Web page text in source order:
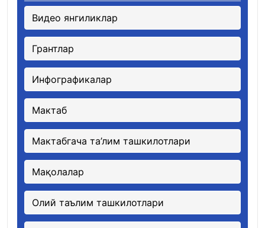
Видео янгиликлар
Грантлар
Инфографикалар
Мактаб
Мактабгача та’лим ташкилотлари
Мақолалар
Олий таълим ташкилотлари